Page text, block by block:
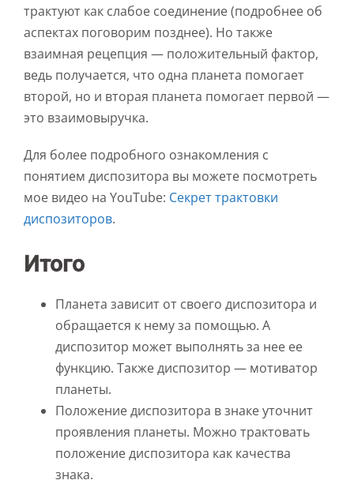
трактуют как слабое соединение (подробнее об
аспектах поговорим позднее). Но также
взаимная рецепция — положительный фактор,
ведь получается, что одна планета помогает
второй, но и вторая планета помогает первой —
это взаимовыручка.
Для более подробного ознакомления с
понятием диспозитора вы можете посмотреть
мое видео на YouTube: Секрет трактовки
диспозиторов.
Итого
Планета зависит от своего диспозитора и
обращается к нему за помощью. А
диспозитор может выполнять за нее ее
функцию. Также диспозитор — мотиватор
планеты.
Положение диспозитора в знаке уточнит
проявления планеты. Можно трактовать
положение диспозитора как качества
знака.